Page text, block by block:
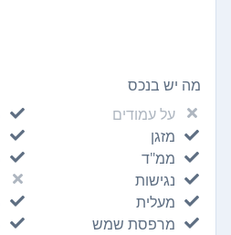
מה יש בנכס
על עמודים
מזגן
ממ"ד
נגישות
מעלית
מרפסת שמש